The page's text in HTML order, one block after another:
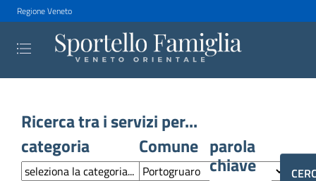
Regione Veneto
Ricerca tra i servizi per...
categoria
Comune parola
chiave